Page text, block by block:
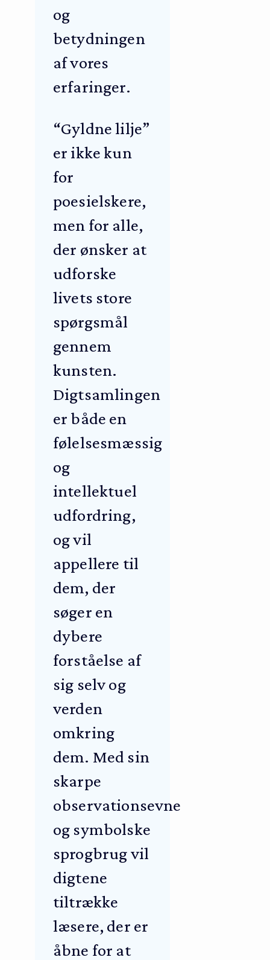
og
betydningen
af vores
erfaringer.
“Gyldne lilje”
er ikke kun
for
poesielskere,
men for alle,
der ønsker at
udforske
livets store
spørgsmål
gennem
kunsten.
Digtsamlingen
er både en
følelsesmæssig
og
intellektuel
udfordring,
og vil
appellere til
dem, der
søger en
dybere
forståelse af
sig selv og
verden
omkring
dem. Med sin
skarpe
observationsevne
og symbolske
sprogbrug vil
digtene
tiltrække
læsere, der er
åbne for at